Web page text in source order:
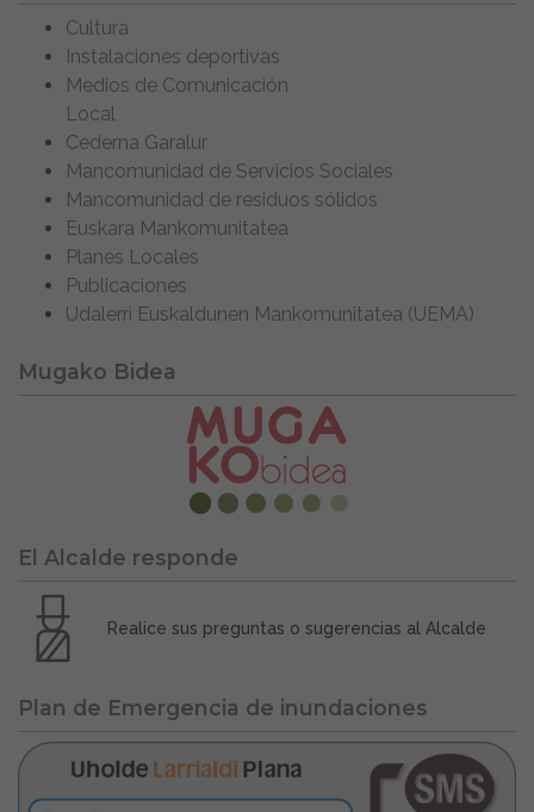
Cultura
Instalaciones deportivas
Medios de Comunicación
Local
Cederna Garalur
Mancomunidad de Servicios Sociales
Mancomunidad de residuos sólidos
Euskara Mankomunitatea
Planes Locales
Publicaciones
Udalerri Euskaldunen Mankomunitatea (UEMA)
Mugako Bidea
El Alcalde responde
Realice sus preguntas o sugerencias al Alcalde
Plan de Emergencia de inundaciones